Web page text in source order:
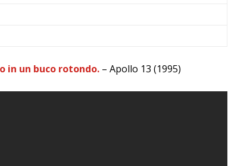
in un buco rotondo.– Apollo 13 (1995)